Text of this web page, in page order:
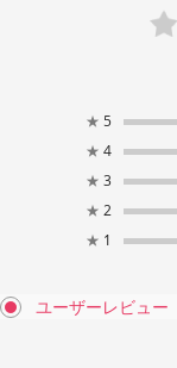
★ 5
★ 4
★ 3
★ 2
★ 1
ユーザーレビュー